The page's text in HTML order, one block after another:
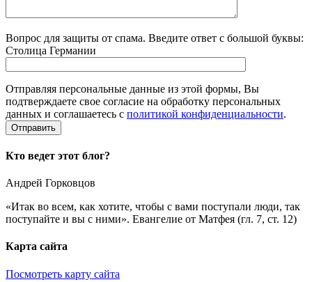
Вопрос для защиты от спама. Введите ответ с большой буквы:
Столица Германии
Отправляя персональные данные из этой формы, Вы
подтверждаете свое согласие на обработку персональных
данных и соглашаетесь с политикой конфиденциальности.
Кто ведет этот блог?
Андрей Горковцов
«Итак во всем, как хотите, чтобы с вами поступали люди, так
поступайте и вы с ними». Евангелие от Матфея (гл. 7, ст. 12)
Карта сайта
Посмотреть карту сайта